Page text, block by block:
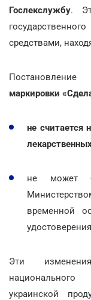
Гослекслужбу.
средствами,
маркировки
не считается
не может
временной
Эти
украинской